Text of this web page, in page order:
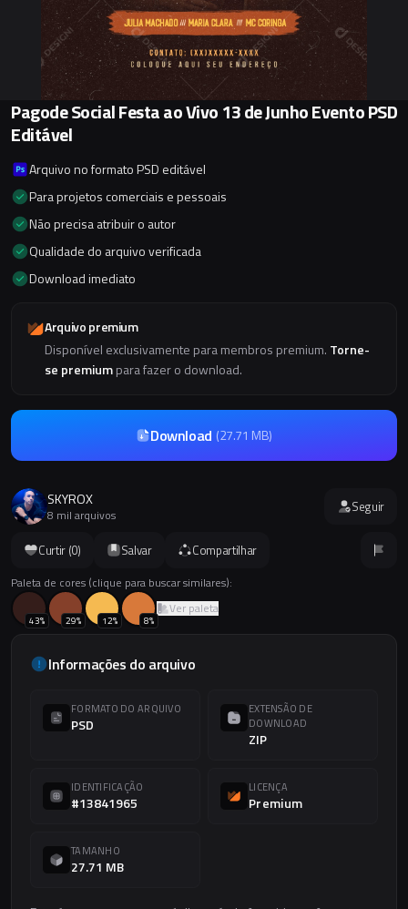
Curtir (0) Salvar Compartilhar
Paleta de cores (clique para buscar similares):
43% 29% 12% 8%
Ver paleta
Informações do arquivo
FORMATO DO ARQUIVO
PSD
EXTENSÃO DE
DOWNLOAD
ZIP
IDENTIFICAÇÃO
#13841965
LICENÇA
Premium
TAMANHO
27.71 MB
Pagode Social Festa ao Vivo 13 de Junho Evento PSD
Editável
Arquivo no formato PSD editável
Para projetos comerciais e pessoais
Não precisa atribuir o autor
Qualidade do arquivo verificada
Download imediato
Arquivo premium
Disponível exclusivamente para membros premium. Torne-
se premiumpara fazer o download.
Download (27.71 MB)
SKYROX
8 mil arquivos Seguir